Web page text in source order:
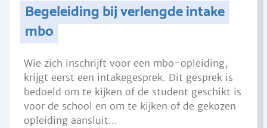
Begeleiding bij verlengde intake
mbo
Wie zich inschrijft voor een mbo-opleiding,
krijgt eerst een intakegesprek. Dit gesprek is
bedoeld om te kijken of de student geschikt is
voor de school en om te kijken of de gekozen
opleiding aansluit...